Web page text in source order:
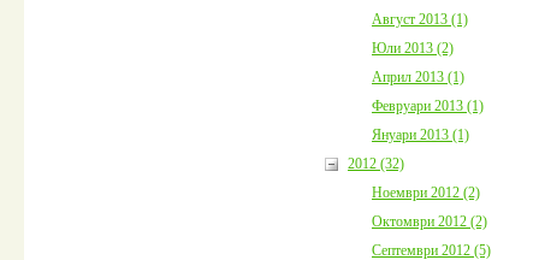
Август 2013 (1)
Юли 2013 (2)
Април 2013 (1)
Февруари 2013 (1)
Януари 2013 (1)
2012 (32)
Ноември 2012 (2)
Октомври 2012 (2)
Септември 2012 (5)